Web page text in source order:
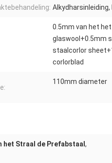
Alkydharsinleiding,
0.5mm van het het
glaswool+0.5mm
staalcorlor
corlorblad
110mm diameter
het Straal de Prefabstaal ,